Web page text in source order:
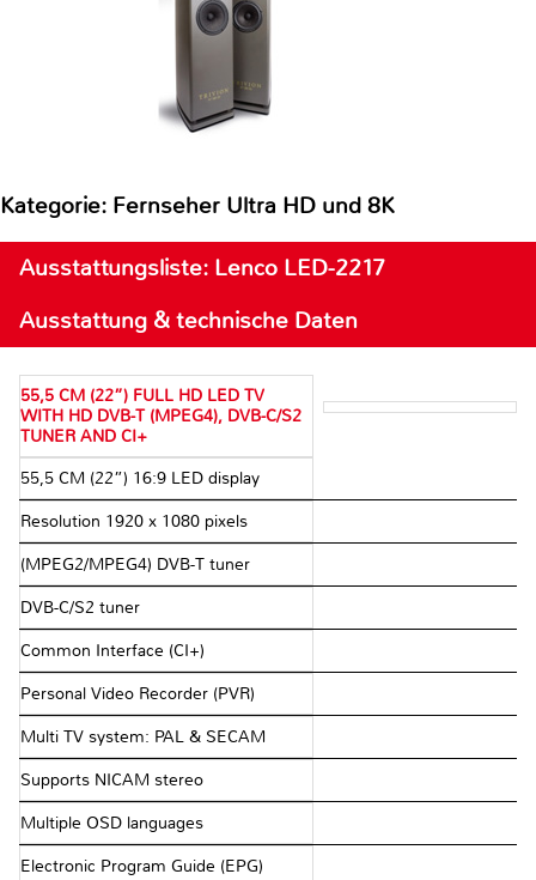
Kategorie: Fernseher Ultra HD und 8K
Ausstattungsliste: Lenco LED-2217
Ausstattung & technische Daten
55,5 CM (22”) FULL HD LED TV
WITH HD DVB-T (MPEG4), DVB-C/S2
TUNER AND CI+
55,5 CM (22”) 16:9 LED display
Resolution 1920 x 1080 pixels
(MPEG2/MPEG4) DVB-T tuner
DVB-C/S2 tuner
Common Interface (CI+)
Personal Video Recorder (PVR)
Multi TV system: PAL & SECAM
Supports NICAM stereo
Multiple OSD languages
Electronic Program Guide (EPG)